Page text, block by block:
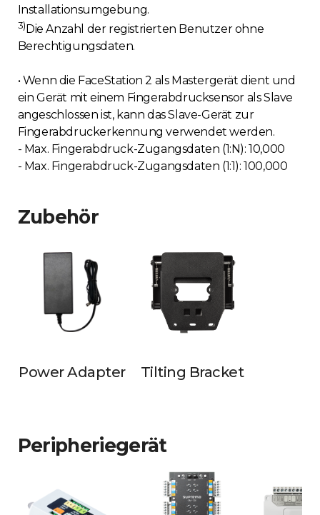
Installationsumgebung.
3)Die Anzahl der registrierten Benutzer ohne
Berechtigungsdaten.
• Wenn die FaceStation 2 als Mastergerät dient und
ein Gerät mit einem Fingerabdrucksensor als Slave
angeschlossen ist, kann das Slave-Gerät zur
Fingerabdruckerkennung verwendet werden.
- Max. Fingerabdruck-Zugangsdaten (1:N): 10,000
- Max. Fingerabdruck-Zugangsdaten (1:1): 100,000
Zubehör
Power Adapter Tilting Bracket
Peripheriegerät